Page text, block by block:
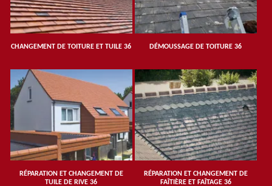
CHANGEMENT DE TOITURE ET TUILE 36 DÉMOUSSAGE DE TOITURE 36
RÉPARATION ET CHANGEMENT DE
TUILE DE RIVE 36
RÉPARATION ET CHANGEMENT DE
FAÎTIÈRE ET FAÎTAGE 36